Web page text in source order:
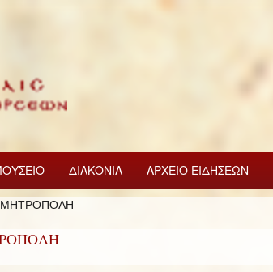
ΔΙΑΚΟΝΙΑ ΑΡΧΕΙΟ ΕΙΔΗΣΕΩΝ
ΜΗΤΡΟΠΟΛΗ